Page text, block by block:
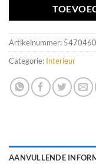
Artikelnummer: 5470460
Categorie: Interieur
AANVULLENDE